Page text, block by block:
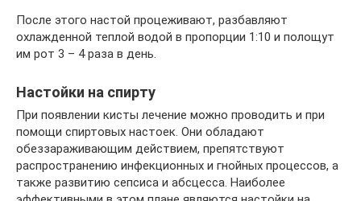
После этого настой процеживают, разбавляют
охлажденной теплой водой в пропорции 1:10 и полощут
им рот 3 – 4 раза в день.
Настойки на спирту
При появлении кисты лечение можно проводить и при
помощи спиртовых настоек. Они обладают
обеззараживающим действием, препятствуют
распространению инфекционных и гнойных процессов, а
также развитию сепсиса и абсцесса. Наиболее